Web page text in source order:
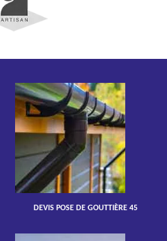
DEVIS POSE DE GOUTTIÈRE 45